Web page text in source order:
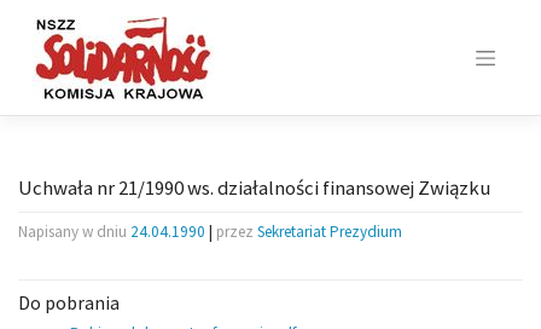
content
Uchwała nr 21/1990 ws. działalności finansowej Związku
Napisany w dniu 24.04.1990 | przez Sekretariat Prezydium
Do pobrania